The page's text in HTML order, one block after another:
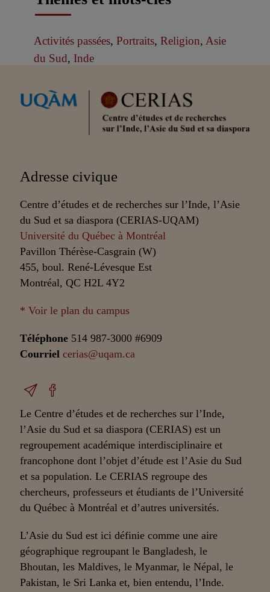
Activités passées, Portraits, Religion, Asie
du Sud, Inde
Partenaires
Adresse civique
Centre d’études et de recherches sur l’Inde, l’Asie
du Sud et sa diaspora (CERIAS-UQAM)
Université du Québec à Montréal
Pavillon Thérèse-Casgrain (W)
455, boul. René-Lévesque Est
Montréal, QC H2L 4Y2
* Voir le plan du campus
Téléphone 514 987-3000 #6909
Courriel cerias@uqam.ca
Le Centre d’études et de recherches sur l’Inde,
l’Asie du Sud et sa diaspora (CERIAS) est un
regroupement académique interdisciplinaire et
francophone dont l’objet d’étude est l’Asie du Sud
et sa population. Le CERIAS regroupe des
chercheurs, professeurs et étudiants de l’Université
du Québec à Montréal et d’autres universités.
L’Asie du Sud est ici définie comme une aire
géographique regroupant le Bangladesh, le
Bhoutan, les Maldives, le Myanmar, le Népal, le
Pakistan, le Sri Lanka et, bien entendu, l’Inde.